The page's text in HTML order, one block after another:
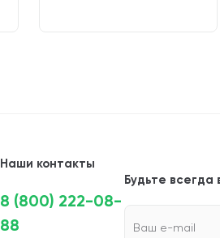
Наши контакты
8 (800) 222-08-
88
Будьте всегда
Ваш e-mail